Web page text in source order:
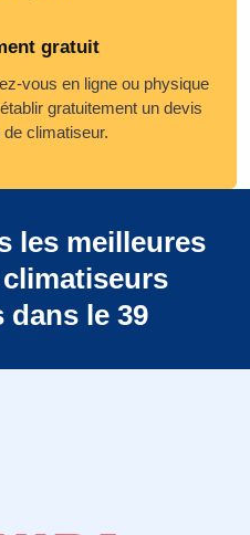
gratuit
vous en ligne ou physique
gratuitement un devis
climatiseur.
les meilleures
dans le 39